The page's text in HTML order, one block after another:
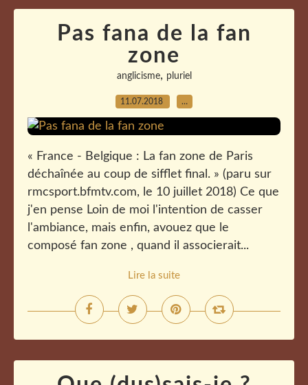
Pas fana de la fan
zone
anglicisme, pluriel
11.07.2018 …
« France - Belgique : La fan zone de Paris
déchaînée au coup de sifflet final. » (paru sur
rmcsport.bfmtv.com, le 10 juillet 2018) Ce que
j'en pense Loin de moi l'intention de casser
l'ambiance, mais enfin, avouez que le
composé fan zone , quand il associerait...
Lire la suite